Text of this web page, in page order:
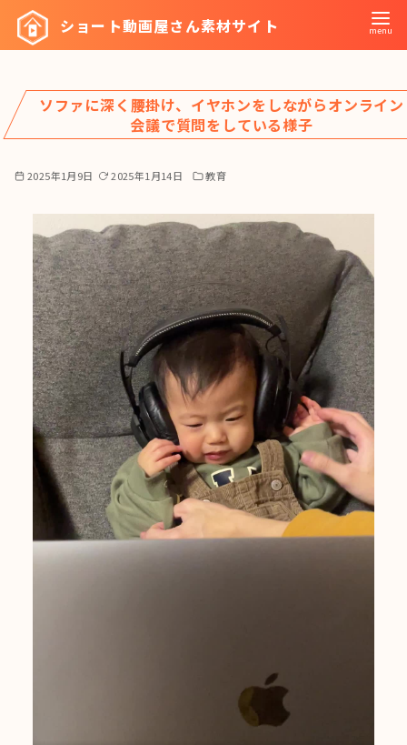
ツ
へ
ショート動画屋さん素材サイト
ソファに深く腰掛け、イヤホンをしながらオンライン
会議で質問をしている様子
2025年1月9日 2025年1月14日 教育